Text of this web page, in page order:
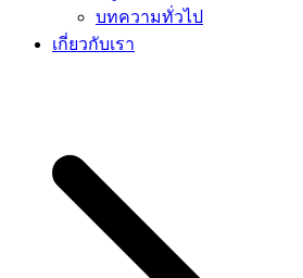
บทความทั่วไป
เกี่ยวกับเรา